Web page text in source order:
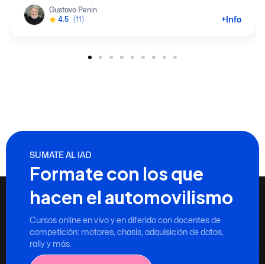
Gustavo Penin
4.5 (11) +Info
SUMATE AL IAD
Formate con los que
hacen el automovilismo
Cursos online en vivo y en diferido con docentes de
competición: motores, chasis, adquisición de datos,
rally y más.